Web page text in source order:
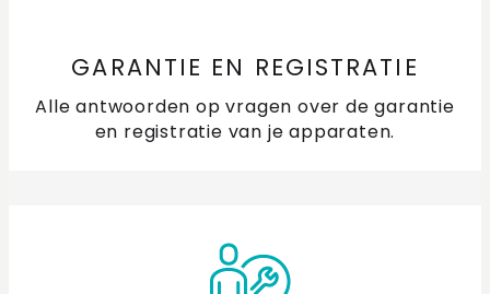
GARANTIE EN REGISTRATIE
Alle antwoorden op vragen over de garantie
en registratie van je apparaten.